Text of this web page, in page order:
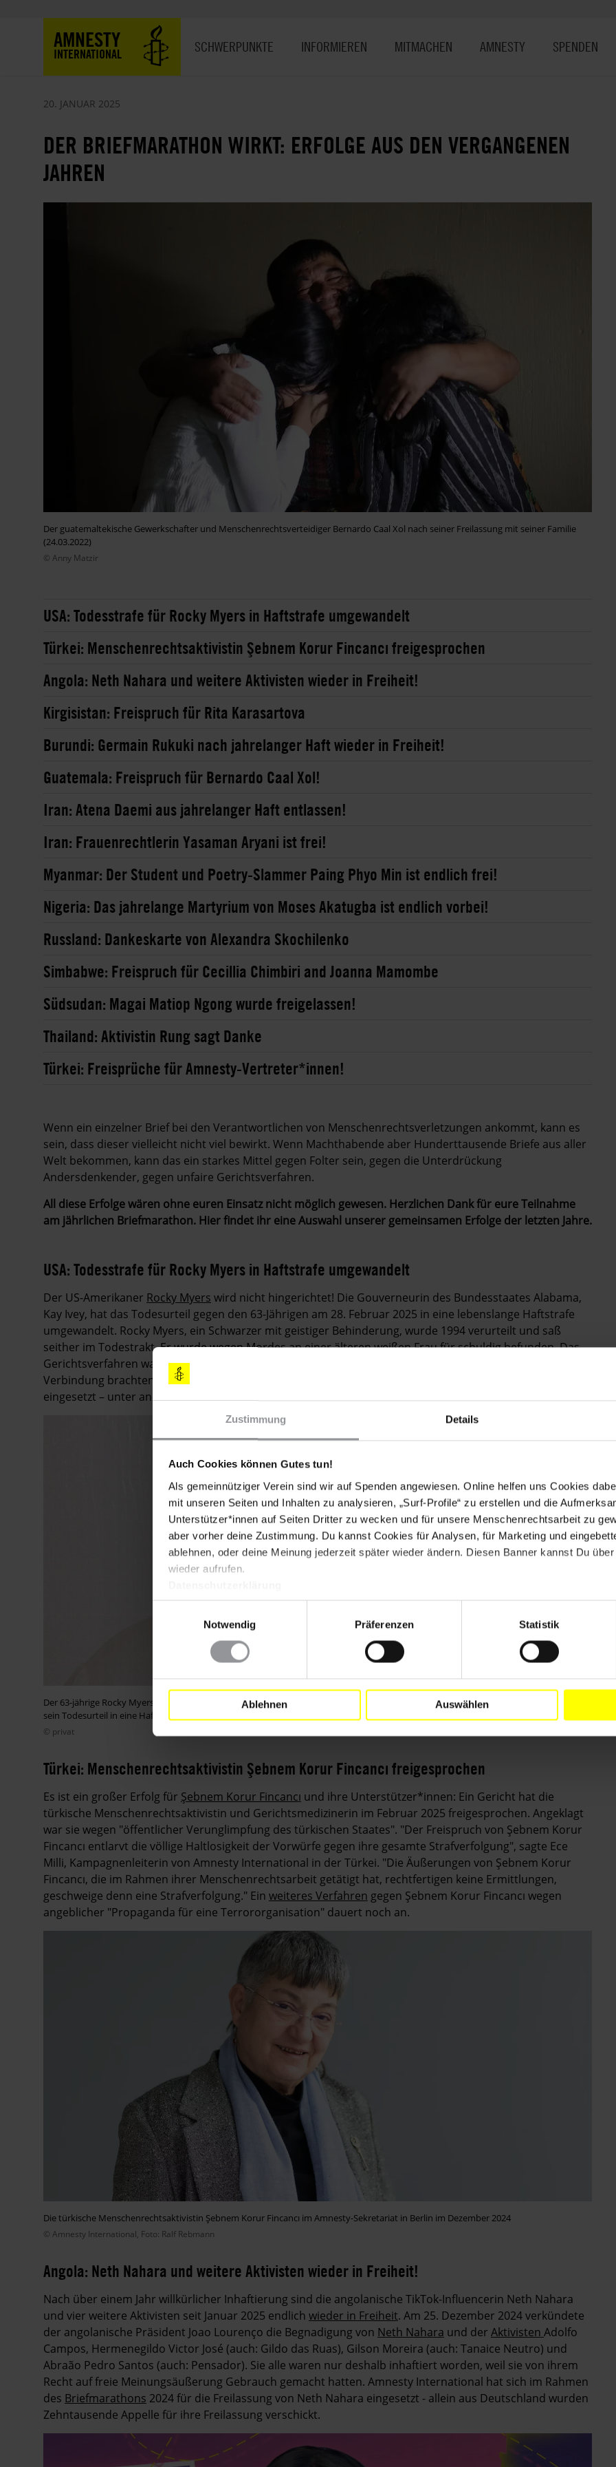
Zustimmung Details
Auch Cookies können Gutes tun!
Als gemeinnütziger Verein sind wir auf Spenden angewiesen. Online helfen uns Cookies
mit unseren Seiten und Inhalten zu analysieren, „Surf-Profile“ zu erstellen und die
Unterstützer*innen auf Seiten Dritter zu wecken und für unsere Menschenrechtsarbeit zu
aber vorher deine Zustimmung. Du kannst Cookies für Analysen, für Marketing und
ablehnen, oder deine Meinung jederzeit später wieder ändern. Diesen Banner kannst Du
wieder aufrufen.
Notwendig
Präferenzen Statistik
Ablehnen Auswählen
AMNESTY
INTERNATIONAL SCHWERPUNKTE INFORMIEREN MITMACHEN AMNESTY SPENDEN
20. JANUAR 2025
DER BRIEFMARATHON WIRKT: ERFOLGE AUS DEN VERGANGENEN
JAHREN
Der guatemaltekische Gewerkschafter und Menschenrechtsverteidiger Bernardo Caal Xol nach seiner Freilassung mit seiner Familie
(24.03.2022)
© Anny Matzir
USA: Todesstrafe für Rocky Myers in Haftstrafe umgewandelt
Türkei: Menschenrechtsaktivistin Şebnem Korur Fincancı freigesprochen
Angola: Neth Nahara und weitere Aktivisten wieder in Freiheit!
Kirgisistan: Freispruch für Rita Karasartova
Burundi: Germain Rukuki nach jahrelanger Haft wieder in Freiheit!
Guatemala: Freispruch für Bernardo Caal Xol!
Iran: Atena Daemi aus jahrelanger Haft entlassen!
Iran: Frauenrechtlerin Yasaman Aryani ist frei!
Myanmar: Der Student und Poetry-Slammer Paing Phyo Min ist endlich frei!
Nigeria: Das jahrelange Martyrium von Moses Akatugba ist endlich vorbei!
Russland: Dankeskarte von Alexandra Skochilenko
Simbabwe: Freispruch für Cecillia Chimbiri and Joanna Mamombe
Südsudan: Magai Matiop Ngong wurde freigelassen!
Thailand: Aktivistin Rung sagt Danke
Türkei: Freisprüche für Amnesty-Vertreter*innen!
Wenn ein einzelner Brief bei den Verantwort­lichen von Menschenrechtsverletzungen ankommt, kann es
sein, dass dieser vielleicht nicht viel bewirkt. Wenn Machthabende aber Hunderttausende Briefe aus aller
Welt bekommen, kann das ein starkes Mittel gegen Folter sein, gegen die Unterdrückung
Andersdenkender, gegen unfaire Gerichtsverfahren.
All diese Erfolge wären ohne euren Einsatz nicht möglich gewesen. Herzlichen Dank für eure Teilnahme
am jährlichen Briefmarathon. Hier findet ihr eine Auswahl unserer gemeinsamen Erfolge der letzten Jahre.
USA: Todesstrafe für Rocky Myers in Haftstrafe umgewandelt
Der US-Amerikaner Rocky Myers wird nicht hingerichtet! Die Gouverneurin des Bundesstaates Alabama,
Kay Ivey, hat das Todesurteil gegen den 63-Jährigen am 28. Februar 2025 in eine lebenslange Haftstrafe
umgewandelt. Rocky Myers, ein Schwarzer mit geistiger Behinderung, wurde 1994 verurteilt und saß
seither im Todestrakt. Er wurde wegen Mordes an einer älteren weißen Frau für schuldig befunden. Das
Gerichtsverfahren war jedoch fehlerhaft und es gab keine Beweise, die ihn direkt mit dem Verbrechen in
Verbindung brachten, für das er verurteilt wurde. Amnesty International hatte sich lange für Rocky Myers
eingesetzt – unter anderem im Rahmen des Briefmarathons 2023.
Der 63-jährige Rocky Myers saß mehr als 30 Jahre im US-Bundesstaat Alabama im Todestrakt (Archivaufnahme). Im März 2025 wurde
sein Todesurteil in eine Haftstrafe umgewandelt.
© privat
Türkei: Menschenrechtsaktivistin Şebnem Korur Fincancı freigesprochen
Es ist ein großer Erfolg für Şebnem Korur Fincancı und ihre Unterstützer*innen: Ein Gericht hat die
türkische Menschenrechtsaktivistin und Gerichtsmedizinerin im Februar 2025 freigesprochen. Angeklagt
war sie wegen "öffentlicher Verunglimpfung des türkischen Staates". "Der Freispruch von Şebnem Korur
Fincancı entlarvt die völlige Haltlosigkeit der Vorwürfe gegen ihre gesamte Strafverfolgung", sagte Ece
Milli, Kampagnenleiterin von Amnesty International in der Türkei. "Die Äußerungen von Şebnem Korur
Fincancı, die im Rahmen ihrer Menschenrechtsarbeit getätigt hat, rechtfertigen keine Ermittlungen,
geschweige denn eine Strafverfolgung." Ein weiteres Verfahren gegen Şebnem Korur Fincancı wegen
angeblicher "Propaganda für eine Terrororganisation" dauert noch an.
Die türkische Menschenrechtsaktivistin Şebnem Korur Fincancı im Amnesty-Sekretariat in Berlin im Dezember 2024
© Amnesty International, Foto: Ralf Rebmann
Angola: Neth Nahara und weitere Aktivisten wieder in Freiheit!
Nach über einem Jahr willkürlicher Inhaftierung sind die angolanische TikTok-Influencerin Neth Nahara
und vier weitere Aktivisten seit Januar 2025 endlich wieder in Freiheit. Am 25. Dezember 2024 verkündete
der angolanische Präsident Joao Lourenço die Begnadigung von Neth Nahara und der Aktivisten Adolfo
Campos, Hermenegildo Victor José (auch: Gildo das Ruas), Gilson Moreira (auch: Tanaice Neutro) und
Abraão Pedro Santos (auch: Pensador). Sie alle waren nur deshalb inhaftiert worden, weil sie von ihrem
Recht auf freie Meinungsäußerung Gebrauch gemacht hatten. Amnesty International hat sich im Rahmen
des Briefmarathons 2024 für die Freilassung von Neth Nahara eingesetzt - allein aus Deutschland wurden
Zehntausende Appelle für ihre Freilassung verschickt.